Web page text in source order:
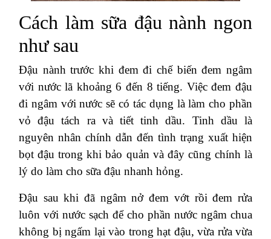
Cách làm sữa đậu nành ngon
như sau
Đậu nành trước khi đem đi chế biến đem ngâm
với nước lã khoảng 6 đến 8 tiếng. Việc đem đậu
đi ngâm với nước sẽ có tác dụng là làm cho phần
vỏ đậu tách ra và tiết tinh dầu. Tinh dầu là
nguyên nhân chính dẫn đến tình trạng xuất hiện
bọt đậu trong khi bảo quản và đây cũng chính là
lý do làm cho sữa đậu nhanh hỏng.
Đậu sau khi đã ngâm nở đem vớt rồi đem rửa
luôn với nước sạch để cho phần nước ngâm chua
không bị ngấm lại vào trong hạt đậu, vừa rửa vừa